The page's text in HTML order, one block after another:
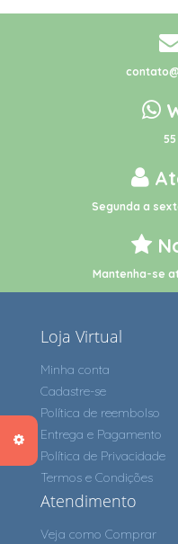
55
Segunda a
Mantenha-se
Loja Virtual
Minha conta
Cadastre-se
Política de reembolso
Entrega e Pagamento
Política de Privacidade
Termos e Condições
Atendimento
Veja como Comprar